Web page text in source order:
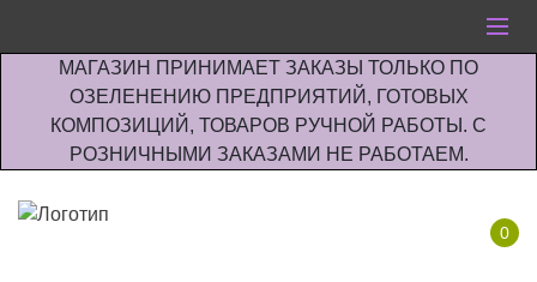
МАГАЗИН ПРИНИМАЕТ ЗАКАЗЫ ТОЛЬКО ПО
ОЗЕЛЕНЕНИЮ ПРЕДПРИЯТИЙ, ГОТОВЫХ
КОМПОЗИЦИЙ, ТОВАРОВ РУЧНОЙ РАБОТЫ. С
РОЗНИЧНЫМИ ЗАКАЗАМИ НЕ РАБОТАЕМ.
0